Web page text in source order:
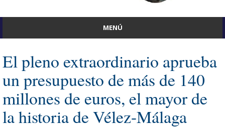
MENÚ
El pleno extraordinario aprueba
un presupuesto de más de 140
millones de euros, el mayor de
la historia de Vélez-Málaga